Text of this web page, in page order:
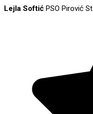
Lejla Softić PSO Pirović